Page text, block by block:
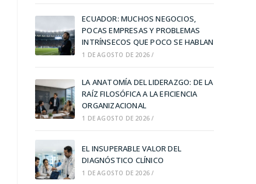
ECUADOR: MUCHOS NEGOCIOS,
POCAS EMPRESAS Y PROBLEMAS
INTRÍNSECOS QUE POCO SE HABLAN
1 DE AGOSTO DE 2026 /
LA ANATOMÍA DEL LIDERAZGO: DE LA
RAÍZ FILOSÓFICA A LA EFICIENCIA
ORGANIZACIONAL
1 DE AGOSTO DE 2026 /
EL INSUPERABLE VALOR DEL
DIAGNÓSTICO CLÍNICO
1 DE AGOSTO DE 2026 /